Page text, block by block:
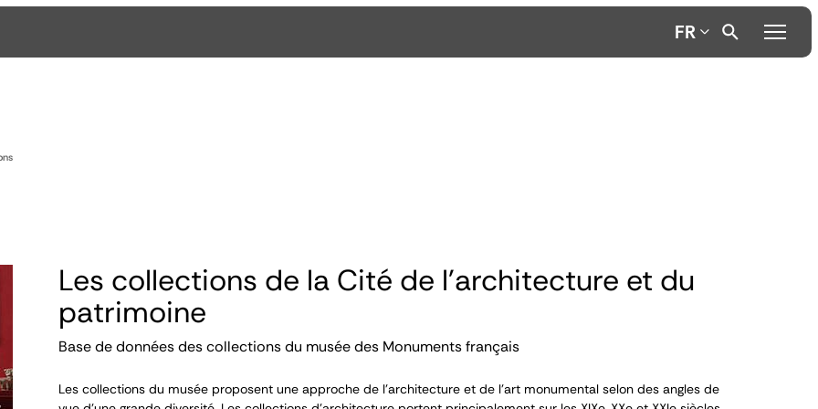
FR
Les collections de la Cité de l'architecture et du
patrimoine
Base de données des collections du musée des Monuments français
Les collections du musée proposent une approche de l’architecture et de l’art monumental selon des angles de